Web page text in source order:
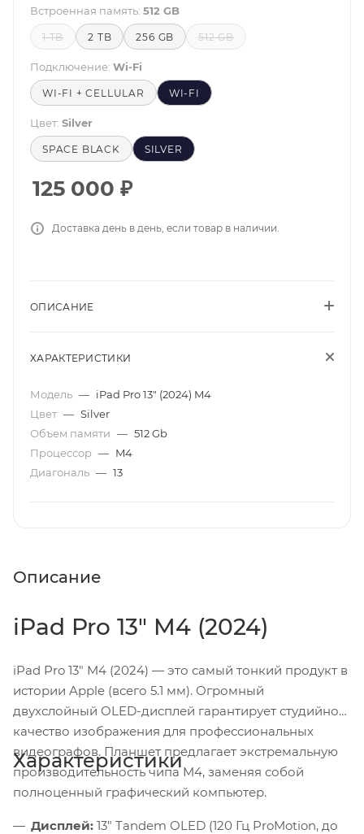
Встроенная память: 512 GB
1 TB 2 TB 256 GB 512 GB
Подключение: Wi-Fi
WI-FI + CELLULAR WI-FI
Цвет: Silver
SPACE BLACK SILVER
125 000 ₽
Доставка день в день, если товар в наличии.
ОПИСАНИЕ
ХАРАКТЕРИСТИКИ
Модель — iPad Pro 13" (2024) M4
Цвет — Silver
Объем памяти — 512 Gb
Процессор — M4
Диагональ — 13
Описание
iPad Pro 13" M4 (2024)
iPad Pro 13" M4 (2024) — это самый тонкий продукт в
истории Apple (всего 5.1 мм). Огромный
двухслойный OLED-дисплей гарантирует студийное
качество изображения для профессиональных
видеографов. Планшет предлагает экстремальную
производительность чипа M4, заменяя собой
полноценный графический компьютер.
Характеристики
Дисплей: 13" Tandem OLED (120 Гц ProMotion, до